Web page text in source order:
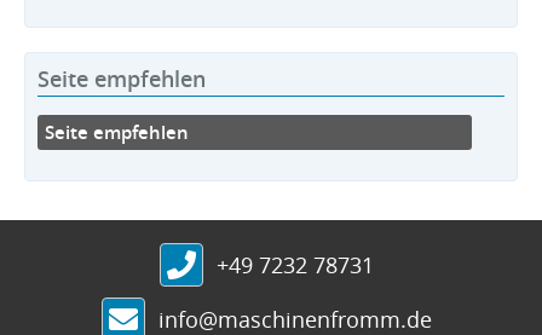
Seite empfehlen
Seite empfehlen
+49 7232 78731
info@maschinenfromm.de